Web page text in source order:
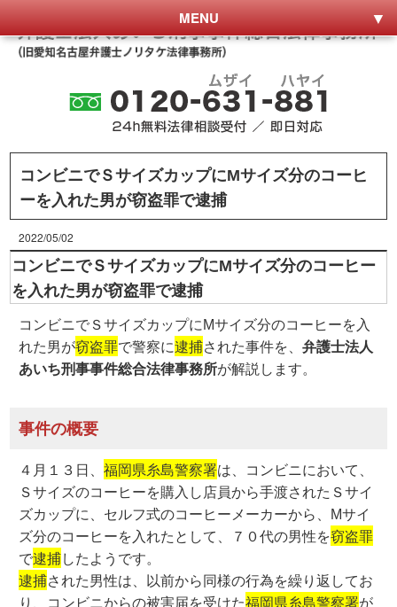
MENU
コンビニでＳサイズカップにМサイズ分のコーヒ
ーを入れた男が窃盗罪で逮捕
2022/05/02
コンビニでＳサイズカップにМサイズ分のコーヒー
を入れた男が窃盗罪で逮捕
コンビニでＳサイズカップにМサイズ分のコーヒーを入
れた男が窃盗罪で警察に逮捕された事件を、弁護士法人
あいち刑事事件総合法律事務所が解説します。
事件の概要
４月１３日、福岡県糸島警察署は、コンビニにおいて、
Ｓサイズのコーヒーを購入し店員から手渡されたＳサイ
ズカップに、セルフ式のコーヒーメーカーから、Мサイ
ズ分のコーヒーを入れたとして、７０代の男性を窃盗罪
で逮捕したようです。
逮捕された男性は、以前から同様の行為を繰り返してお
り、コンビニからの被害届を受けた福岡県糸島警察署が